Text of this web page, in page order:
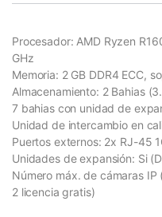
Procesador: AMD Ryzen
GHz
Memoria: 2 GB DDR4 ECC,
Almacenamiento: 2 Bahias
7 bahias con unidad de
Unidad de intercambio en
Puertos externos: 2x RJ-45
Unidades de expansión: Si
Número máx. de cámaras
2 licencia gratis)